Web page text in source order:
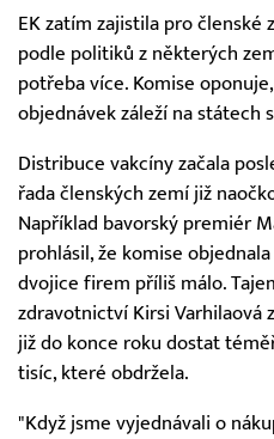
EK zatím zajistila pro členské
podle politiků z některých
potřeba více. Komise
objednávek záleží na státech
Distribuce vakcíny začala
řada členských zemí již
Například bavorský premiér
prohlásil, že komise
dvojice firem příliš málo.
zdravotnictví Kirsi Varhilaová
již do konce roku dostat
tisíc, které obdržela.
"Když jsme vyjednávali o